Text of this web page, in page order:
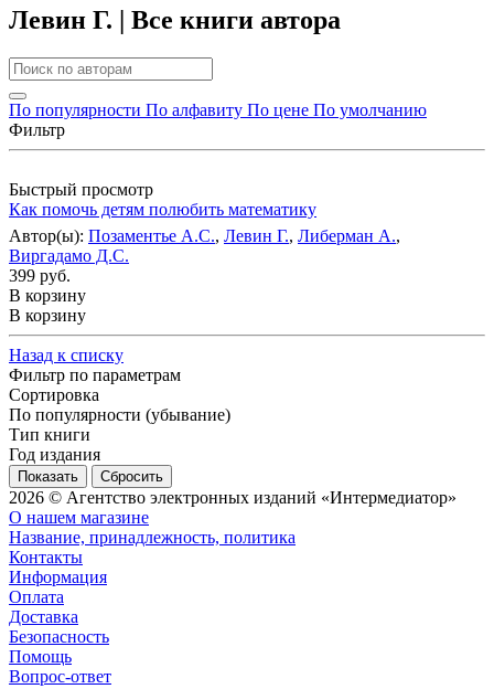
Левин Г. | Все книги автора
По популярности По алфавиту По цене По умолчанию
Фильтр
Быстрый просмотр
Как помочь детям полюбить математику
Автор(ы): Позаментье А.С., Левин Г., Либерман А.,
Виргадамо Д.С.
399 руб.
В корзину
В корзину
Назад к списку
Фильтр по параметрам
Сортировка
По популярности (убывание)
Тип книги
Год издания
Сбросить
2026 © Агентство электронных изданий «Интермедиатор»
О нашем магазине
Название, принадлежность, политика
Контакты
Информация
Оплата
Доставка
Безопасность
Помощь
Вопрос-ответ